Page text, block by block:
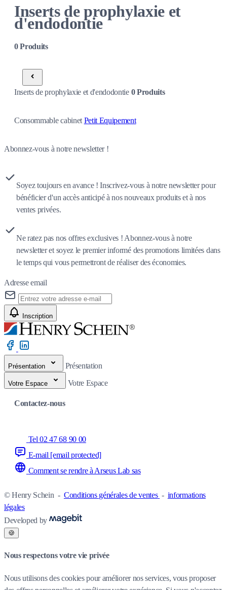
Inserts de prophylaxie et
d'endodontie
0Produits
Consommable cabinet Petit Equipement
Inserts de prophylaxie et d'endodontie 0Produits
Abonnez-vous à notre newsletter !
Soyez toujours en avance ! Inscrivez-vous à notre newsletter pour
bénéficier d'un accès anticipé à nos nouveaux produits et à nos
ventes privées.
Ne ratez pas nos offres exclusives ! Abonnez-vous à notre
newsletter et soyez le premier informé des promotions limitées dans
le temps qui vous permettront de réaliser des économies.
Adresse email
Inscription
Présentation Présentation
Votre Espace Votre Espace
Contactez-nous
Tel 02 47 68 90 00
E-mail [email protected]
Comment se rendre à Arseus Lab sas
© Henry Schein - Conditions générales de ventes - informations
légales
Developed by
🍪
Nous respectons votre vie privée
Nous utilisons des cookies pour améliorer nos services, vous proposer